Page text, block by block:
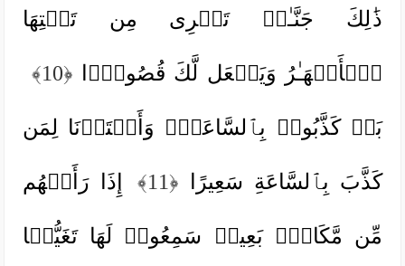
ذَ ٰ⁠لِكَ جَنَّـٰتࣲ تَجۡرِی مِن تَحۡتِهَا
ٱلۡأَنۡهَـٰرُ وَیَجۡعَل لَّكَ قُصُورَۢا ﴿10﴾
بَلۡ كَذَّبُوا۟ بِٱلسَّاعَةِۖ وَأَعۡتَدۡنَا لِمَن
كَذَّبَ بِٱلسَّاعَةِ سَعِیرًا ﴿11﴾ إِذَا رَأَتۡهُم
مِّن مَّكَانِۭ بَعِیدࣲ سَمِعُوا۟ لَهَا تَغَیُّظࣰا